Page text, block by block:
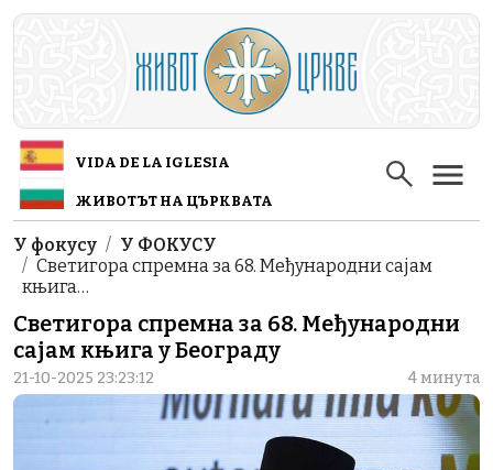
Skip to main content
VIDA DE LA IGLESIA
ЖИВОТЪТ НА ЦЪРКВАТА
Breadcrumb
У фокусу
У ФОКУСУ
Светигора спремна за 68. Међународни сајам
књига…
Светигора спремна за 68. Међународни
сајам књига у Београду
21-10-2025 23:23:12 4 минута